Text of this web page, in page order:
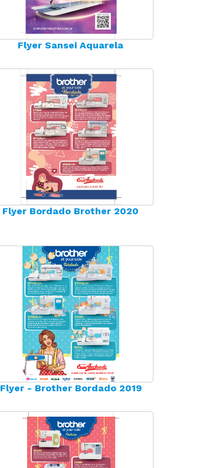
Flyer Sansei Aquarela
Flyer Bordado Brother 2020
Flyer - Brother Bordado 2019